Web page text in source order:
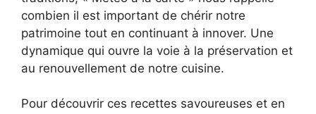
combien il est important de chérir notre
patrimoine tout en continuant à innover. Une
dynamique qui ouvre la voie à la préservation et
au renouvellement de notre cuisine.
Pour découvrir ces recettes savoureuses et en